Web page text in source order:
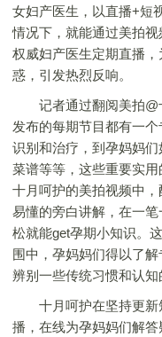
女妇产医生，以直播+短
情况下，就能通过美拍
权威妇产医生定期直播
惑，引发热烈反响。
记者通过翻阅美拍@
发布的每期节目都有一个
识别和治疗，到孕妈妈
菜谱等等，这些重要实
十月呵护的美拍视频中
易懂的旁白讲解，在一
松就能get孕期小知识。
围中，孕妈妈们得以了
辨别一些传统习惯和认知
十月呵护在坚持更新
播，在线为孕妈妈们解